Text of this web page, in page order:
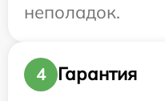
неполадок.
4
Гарантия